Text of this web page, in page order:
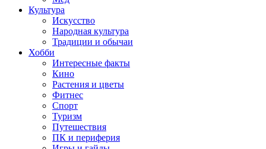
Культура
Искусство
Народная культура
Традиции и обычаи
Хобби
Интересные факты
Кино
Растения и цветы
Фитнес
Спорт
Туризм
Путешествия
ПК и периферия